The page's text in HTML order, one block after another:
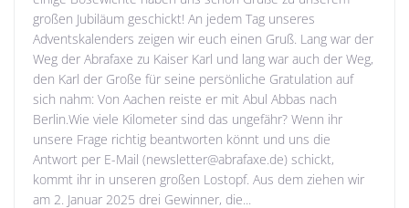
großen Jubiläum geschickt! An jedem Tag unseres
Adventskalenders zeigen wir euch einen Gruß. Lang war der
Weg der Abrafaxe zu Kaiser Karl und lang war auch der Weg,
den Karl der Große für seine persönliche Gratulation auf
sich nahm: Von Aachen reiste er mit Abul Abbas nach
Berlin.Wie viele Kilometer sind das ungefähr? Wenn ihr
unsere Frage richtig beantworten könnt und uns die
Antwort per E-Mail (newsletter@abrafaxe.de) schickt,
kommt ihr in unseren großen Lostopf. Aus dem ziehen wir
am 2. Januar 2025 drei Gewinner, die...